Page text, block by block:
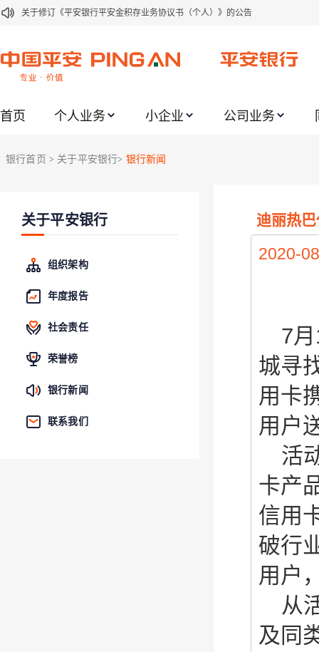
关于修订《平安银行平安金积存业务协议书（个人）》的公告
关于2021年劳动节期间代理贵金属业务风险提示的通知
关于加强代理贵金属业务风险防范的提示
关于进一步加强代理贵金属业务风险防范的提示
关于平安银行电子版信用卡更名为平安银行数字信用卡的公告
首页 个人业务 小企业 公司业务
银行首页 > 关于平安银行> 银行新闻
关于平安银行
组织架构
年度报告
社会责任
荣誉榜
银行新闻
联系我们
迪丽热
2020-
7
城寻
用卡
用户
活
卡产
信用
破行
用户
从
及同